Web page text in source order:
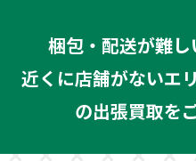
梱包・配送が難し
近くに店舗がないエ
の出張買取を